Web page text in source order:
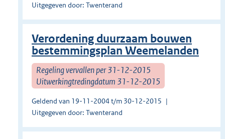
Uitgegeven door: Twenterand
Verordening duurzaam bouwen
bestemmingsplan Weemelanden
Regeling vervallen per 31-12-2015
Uitwerkingtredingdatum 31-12-2015
Geldend van 19-11-2004 t/m 30-12-2015
Uitgegeven door: Twenterand